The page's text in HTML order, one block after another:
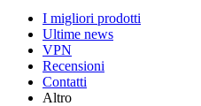
I migliori prodotti
Ultime news
VPN
Recensioni
Contatti
Altro